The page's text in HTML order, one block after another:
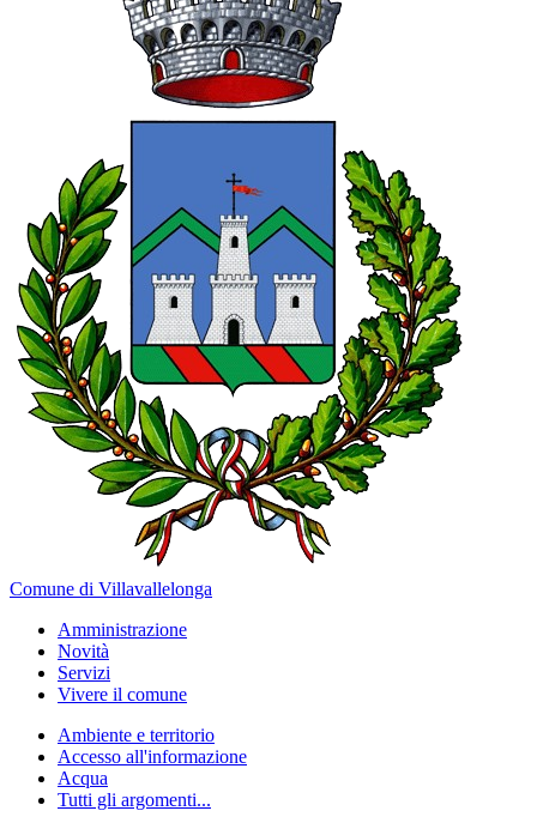
Comune di Villavallelonga
Amministrazione
Novità
Servizi
Vivere il comune
Ambiente e territorio
Accesso all'informazione
Acqua
Tutti gli argomenti...